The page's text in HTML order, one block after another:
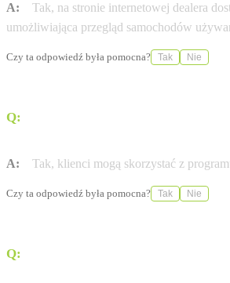
A:
Tak, na stronie internetowej dealera
umożliwiająca przegląd samochodów
Czy ta odpowiedź była pomocna? Tak Nie
Q:
A: Tak, klienci mogą skorzystać z
Czy ta odpowiedź była pomocna? Tak Nie
Q: